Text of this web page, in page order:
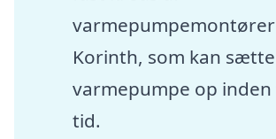
Korinth, som kan
varmepumpe op
tid.